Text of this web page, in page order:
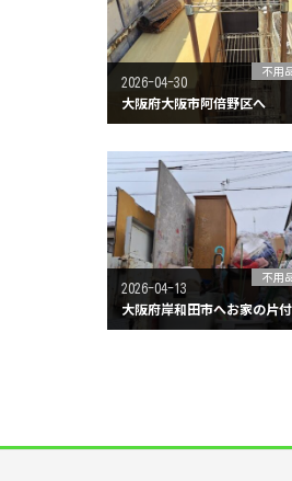
2026-04-30
不用
大阪府大阪市阿倍野区へ
2026-04-13
不用